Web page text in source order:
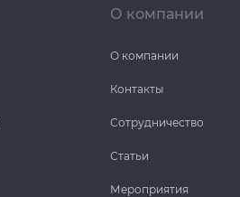
О компании
О компании
Контакты
Сотрудничество
Статьи
Мероприятия